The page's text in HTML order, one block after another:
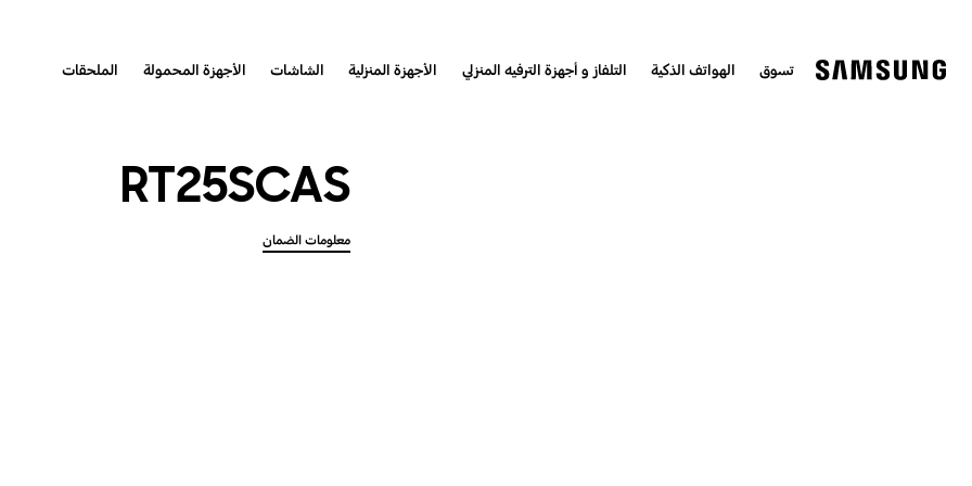
تسوق الهواتف الذكية التلفاز و أجهزة الترفيه المنزلي الأجهزة المنزلية الشاشات الأجهزة المحمولة الملحقات
RT25SCAS
معلومات الضمان